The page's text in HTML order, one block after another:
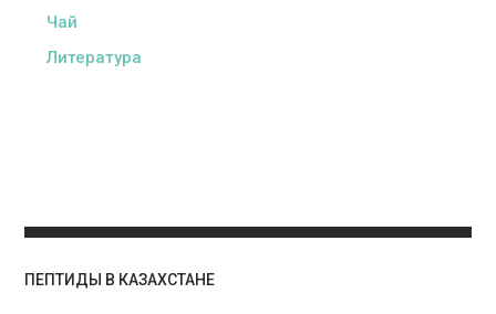
Чай
Литература
ПЕПТИДЫ В КАЗАХСТАНЕ